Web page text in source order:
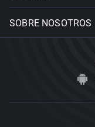
SOBRE NOSOTROS